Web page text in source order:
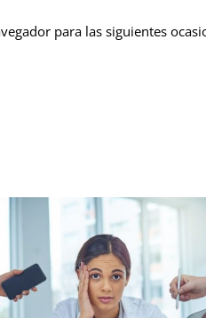
para las siguientes